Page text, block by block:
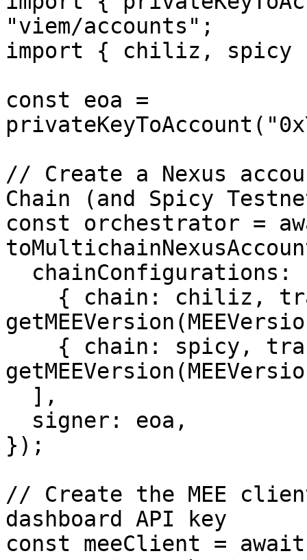
"viem/accounts";
import { chiliz, spicy
const eoa =
// Create a Nexus
Chain (and Spicy
const orchestrator =
});
// Create the MEE
dashboard API key
const meeClient =